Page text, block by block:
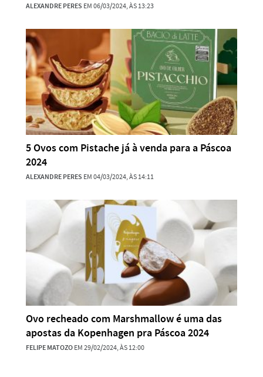
ALEXANDRE PERES EM 06/03/2024, ÀS 13:23
5 Ovos com Pistache já à venda para a Páscoa
2024
ALEXANDRE PERES EM 04/03/2024, ÀS 14:11
Ovo recheado com Marshmallow é uma das
apostas da Kopenhagen pra Páscoa 2024
FELIPE MATOZOEM 29/02/2024, ÀS 12:00